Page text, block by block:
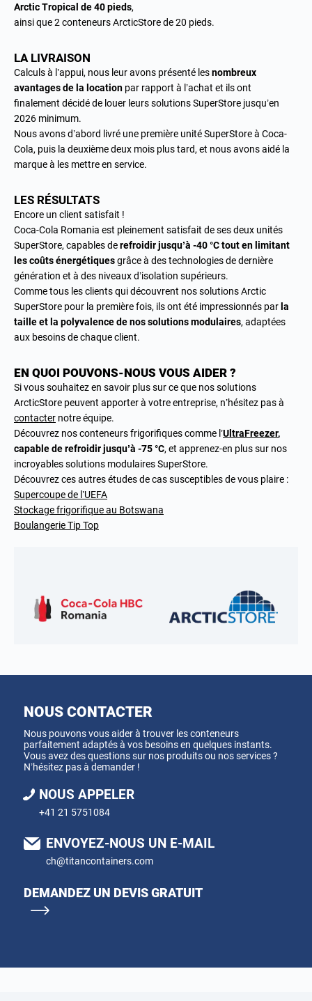
Arctic Tropical de 40 pieds,
ainsi que 2 conteneurs ArcticStore de 20 pieds.
LA LIVRAISON
Calculs à l’appui, nous leur avons présenté lesnombreux
avantages de la location par rapport à l’achat et ils ont
finalement décidé de louer leurs solutions SuperStore jusqu’en
2026 minimum.
Nous avons d’abord livré une première unité SuperStore à Coca-
Cola, puis la deuxième deux mois plus tard, et nous avons aidé la
marque à les mettre en service.
LES RÉSULTATS
Encore un client satisfait !
Coca-Cola Romania est pleinement satisfait de ses deux unités
SuperStore, capables derefroidir jusqu’à -40 °C tout en limitant
les coûts énergétiquesgrâce à des technologies de dernière
génération et à des niveaux d’isolation supérieurs.
Comme tous les clients qui découvrent nos solutions Arctic
SuperStore pour la première fois, ils ont été impressionnés par la
taille et la polyvalence de nos solutions modulaires, adaptées
aux besoins de chaque client.
EN QUOI POUVONS-NOUS VOUS AIDER ?
Si vous souhaitez en savoir plus sur ce que nos solutions
ArcticStore peuvent apporter à votre entreprise, n’hésitez pas à
contacter notre équipe.
Découvrez nos conteneurs frigorifiques comme l’UltraFreezer,
capable de refroidir jusqu’à -75 °C, et apprenez-en plus sur nos
incroyables solutions modulaires SuperStore.
Découvrez ces autres études de cas susceptibles de vous plaire :
Supercoupe de l’UEFA
Stockage frigorifique au Botswana
Boulangerie Tip Top
NOUS CONTACTER
Nous pouvons vous aider à trouver les conteneurs
parfaitement adaptés à vos besoins en quelques instants.
Vous avez des questions sur nos produits ou nos services ?
N’hésitez pas à demander !
NOUS APPELER
+41 21 5751084
ENVOYEZ-NOUS UN E-MAIL
ch@titancontainers.com
DEMANDEZ UN DEVIS GRATUIT